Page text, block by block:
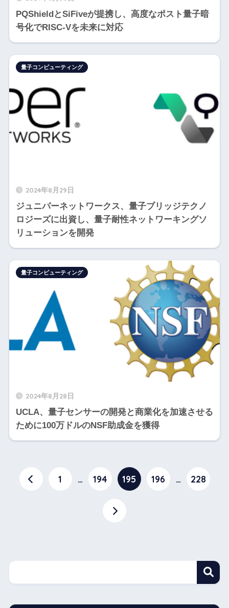
PQShieldとSiFiveが提携し、高度なポスト量子暗
号化でRISC-Vを未来に対応
2024年8月29日
ジュニパーネットワークス、量子ブリッジテクノ
ロジーズに出資し、量子耐性ネットワーキングソ
リューションを開発
量子コンピューティング
2024年8月28日
UCLA、量子センサーの開発と商業化を加速させる
ために100万ドルのNSF助成金を獲得
量子コンピューティング
1 … 194 195 196 … 228